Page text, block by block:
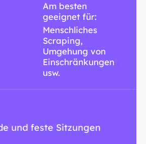
Am besten
geeignet für:
Menschliches
Scraping,
Umgehung von
Einschränkungen
usw.
und feste Sitzungen